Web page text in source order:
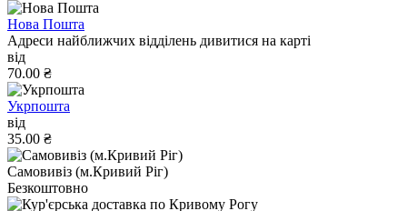
Нова Пошта
Адреси найближчих відділень дивитися на карті
від
70.00 ₴
Укрпошта
від
35.00 ₴
Самовивіз (м.Кривий Ріг)
Безкоштовно